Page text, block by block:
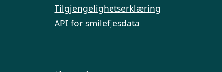
Tilgjengelighetserklæring
API for smilefjesdata